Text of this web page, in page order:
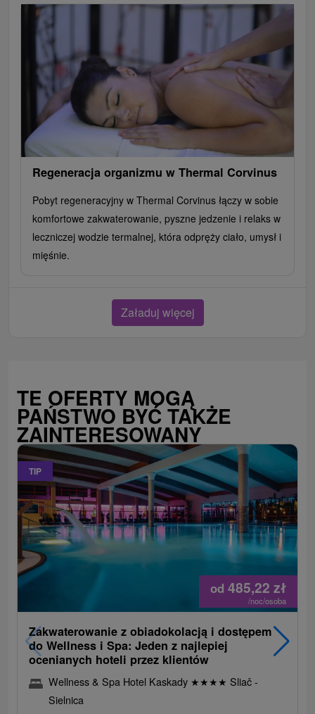
Regeneracja organizmu w Thermal Corvinus
Pobyt regeneracyjny w Thermal Corvinus łączy w sobie
komfortowe zakwaterowanie, pyszne jedzenie i relaks w
leczniczej wodzie termalnej, która odpręży ciało, umysł i
mięśnie.
Załaduj więcej
TE OFERTY MOGĄ
PAŃSTWO BYĆ TAKŻE
ZAINTERESOWANY
TIP
od 485,22 zł
/noc/osoba
Zakwaterowanie z obiadokolacją i dostępem
do Wellness i Spa: Jeden z najlepiej
ocenianych hoteli przez klientów
Wellness & Spa Hotel Kaskady ★★★★ Sliač -
Sielnica